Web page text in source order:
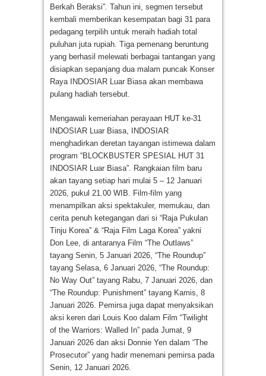
Berkah Beraksi”. Tahun ini, segmen tersebut
kembali memberikan kesempatan bagi 31 para
pedagang terpilih untuk meraih hadiah total
puluhan juta rupiah. Tiga pemenang beruntung
yang berhasil melewati berbagai tantangan yang
disiapkan sepanjang dua malam puncak Konser
Raya INDOSIAR Luar Biasa akan membawa
pulang hadiah tersebut.
Mengawali kemeriahan perayaan HUT ke-31
INDOSIAR Luar Biasa, INDOSIAR
menghadirkan deretan tayangan istimewa dalam
program “BLOCKBUSTER SPESIAL HUT 31
INDOSIAR Luar Biasa”. Rangkaian film baru
akan tayang setiap hari mulai 5 – 12 Januari
2026, pukul 21.00 WIB. Film-film yang
menampilkan aksi spektakuler, memukau, dan
cerita penuh ketegangan dari si “Raja Pukulan
Tinju Korea” & “Raja Film Laga Korea” yakni
Don Lee, di antaranya Film “The Outlaws”
tayang Senin, 5 Januari 2026, “The Roundup”
tayang Selasa, 6 Januari 2026, “The Roundup:
No Way Out” tayang Rabu, 7 Januari 2026, dan
“The Roundup: Punishment” tayang Kamis, 8
Januari 2026. Pemirsa juga dapat menyaksikan
aksi keren dari Louis Koo dalam Film “Twilight
of the Warriors: Walled In” pada Jumat, 9
Januari 2026 dan aksi Donnie Yen dalam “The
Prosecutor” yang hadir menemani pemirsa pada
Senin, 12 Januari 2026.